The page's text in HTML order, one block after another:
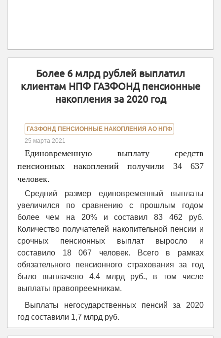
Более 6 млрд рублей выплатил
клиентам НПФ ГАЗФОНД пенсионные
накопления за 2020 год
ГАЗФОНД ПЕНСИОННЫЕ НАКОПЛЕНИЯ АО НПФ
25 марта 2021
Единовременную выплату средств
пенсионных накоплений получили 34 637
человек.
Средний размер единовременный выплаты
увеличился по сравнению с прошлым годом
более чем на 20% и составил 83 462 руб.
Количество получателей накопительной пенсии и
срочных пенсионных выплат выросло и
составило 18 067 человек. Всего в рамках
обязательного пенсионного страхования за год
было выплачено 4,4 млрд руб., в том числе
выплаты правопреемникам.
Выплаты негосударственных пенсий за 2020
год составили 1,7 млрд руб.